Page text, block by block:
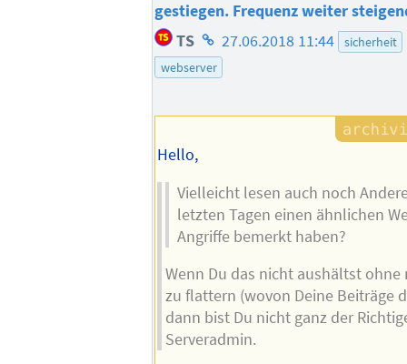
gestiegen. Frequenz weiter
TS Homepage
des
27.06.2018 11:44
sicherheit
webserver
Hello,
Vielleicht lesen auch noch
letzten Tagen einen ähnlichen
Angriffe bemerkt haben?
Wenn Du das nicht aushältst ohne
zu flattern (wovon Deine Beiträge
dann bist Du nicht ganz der
Serveradmin.